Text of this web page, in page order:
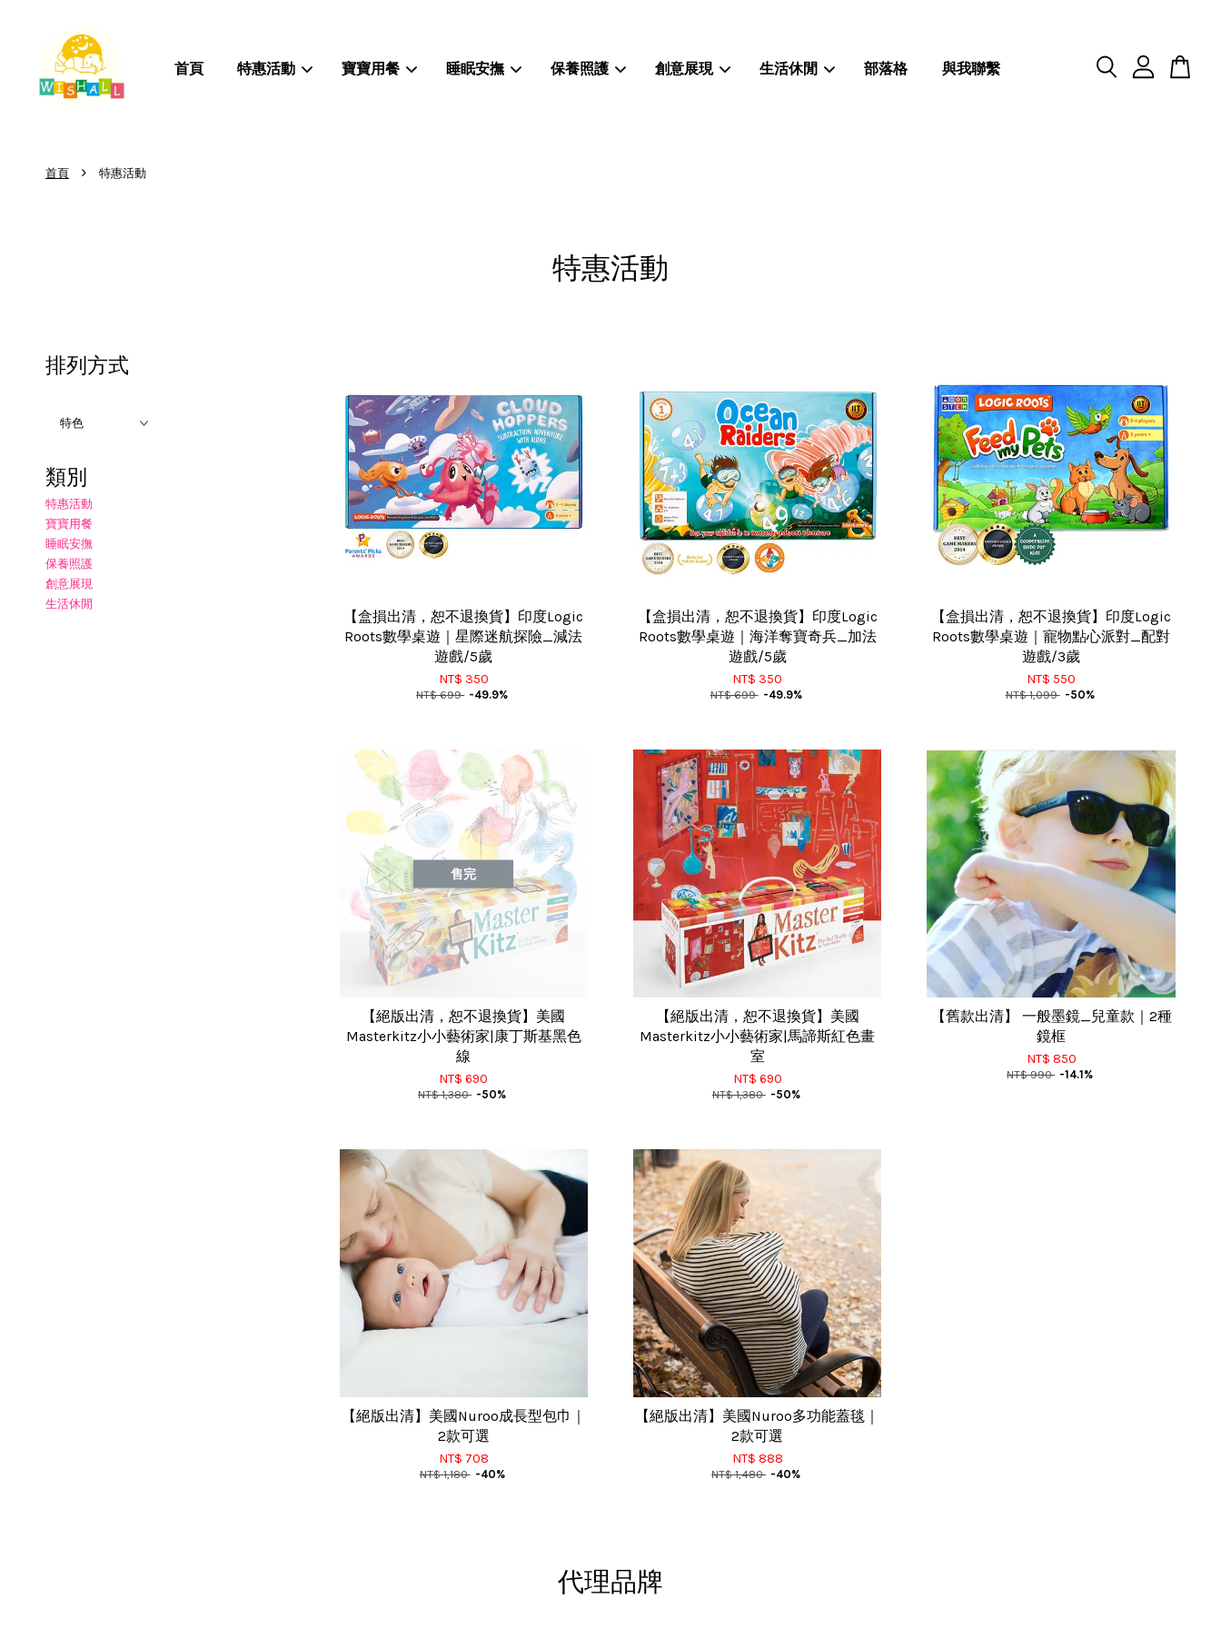
首頁 特惠活動 寶寶用餐 睡眠安撫 保養照護 創意展現 生活休閒 部落格 與我聯繫
首頁 › 特惠活動
特惠活動
排列方式
類別
特惠活動
寶寶用餐
睡眠安撫
保養照護
創意展現
生活休閒
【盒損出清，恕不退換貨】印度Logic
Roots數學桌遊｜星際迷航探險_減法
遊戲/5歲
NT$ 350
NT$ 699 -49.9%
【盒損出清，恕不退換貨】印度Logic
Roots數學桌遊｜海洋奪寶奇兵_加法
遊戲/5歲
NT$ 350
NT$ 699 -49.9%
【盒損出清，恕不退換貨】印度Logic
Roots數學桌遊｜寵物點心派對_配對
遊戲/3歲
NT$ 550
NT$ 1,099 -50%
售完
【絕版出清，恕不退換貨】美國
Masterkitz小小藝術家|康丁斯基黑色
線
NT$ 690
NT$ 1,380 -50%
【絕版出清，恕不退換貨】美國
Masterkitz小小藝術家|馬諦斯紅色畫
室
NT$ 690
NT$ 1,380 -50%
【舊款出清】 一般墨鏡_兒童款｜2種
鏡框
NT$ 850
NT$ 990 -14.1%
【絕版出清】美國Nuroo成長型包巾｜
2款可選
NT$ 708
NT$ 1,180 -40%
【絕版出清】美國Nuroo多功能蓋毯｜
2款可選
NT$ 888
NT$ 1,480 -40%
代理品牌